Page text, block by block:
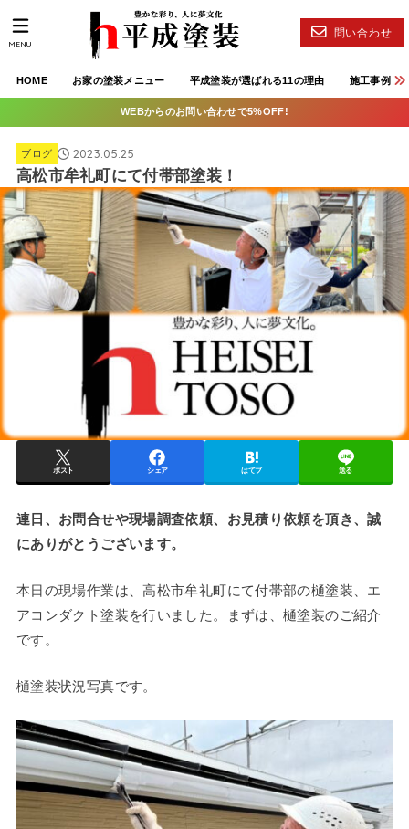
HOME お家の塗装メニュー 平成塗装が選ばれる11の理由 施工事例
問い合わせ
MENU
WEBからのお問い合わせで5%OFF!
ブログ 2023.05.25
高松市牟礼町にて付帯部塗装！
ポスト シェア はてブ 送る
連日、お問合せや現場調査依頼、お見積り依頼を頂き、誠
にありがとうございます。
本日の現場作業は、高松市牟礼町にて付帯部の樋塗装、エ
アコンダクト塗装を行いました。まずは、樋塗装のご紹介
です。
樋塗装状況写真です。